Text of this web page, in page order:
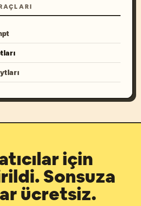
için
Sonsuza
ücretsiz.